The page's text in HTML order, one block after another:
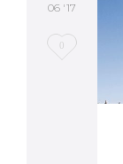
06 '17
Love
0